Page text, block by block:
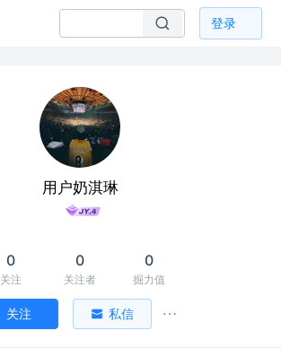
登录
用户奶淇琳
0
关注
0
关注者
0
掘力值
关注 私信